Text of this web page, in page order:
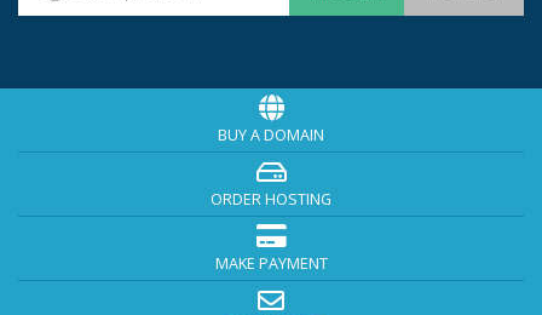
BUY A DOMAIN
ORDER HOSTING
MAKE PAYMENT